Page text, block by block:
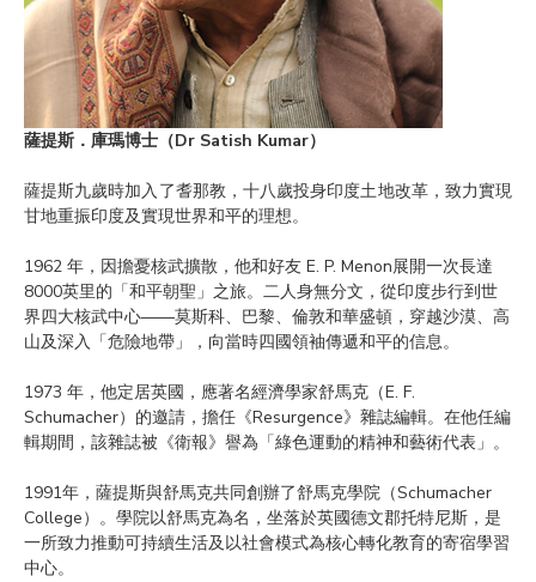
薩提斯．庫瑪博士（Dr Satish Kumar）
薩提斯九歲時加入了耆那教，十八歲投身印度土地改革，致力實現
甘地重振印度及實現世界和平的理想。
1962 年，因擔憂核武擴散，他和好友 E. P. Menon展開一次長達
8000英里的「和平朝聖」之旅。二人身無分文，從印度步行到世
界四大核武中心——莫斯科、巴黎、倫敦和華盛頓，穿越沙漠、高
山及深入「危險地帶」，向當時四國領袖傳遞和平的信息。
1973 年，他定居英國，應著名經濟學家舒馬克（E. F.
Schumacher）的邀請，擔任《Resurgence》雜誌編輯。在他任編
輯期間，該雜誌被《衛報》譽為「綠色運動的精神和藝術代表」。
1991年，薩提斯與舒馬克共同創辦了舒馬克學院（Schumacher
College）。學院以舒馬克為名，坐落於英國德文郡托特尼斯，是
一所致力推動可持續生活及以社會模式為核心轉化教育的寄宿學習
中心。